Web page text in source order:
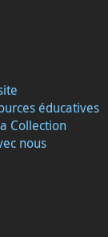
éducatives
Collection
nous